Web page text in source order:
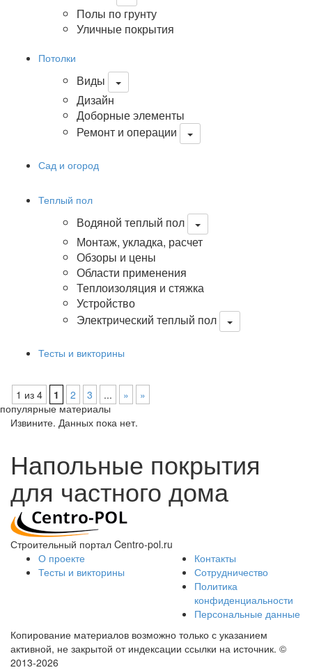
Полы по грунту
Уличные покрытия
Потолки
Виды
Дизайн
Доборные элементы
Ремонт и операции
Сад и огород
Теплый пол
Водяной теплый пол
Монтаж, укладка, расчет
Обзоры и цены
Области применения
Теплоизоляция и стяжка
Устройство
Электрический теплый пол
Тесты и викторины
1 из 4 1 2 3 ... »
»
популярные материалы
Извините. Данных пока нет.
Напольные покрытия
для частного дома
Строительный портал Centro-pol.ru
О проекте
Тесты и викторины
Контакты
Сотрудничество
Политика
конфиденциальности
Персональные данные
Копирование материалов возможно только с указанием
активной, не закрытой от индексации ссылки на источник. ©
2013-2026